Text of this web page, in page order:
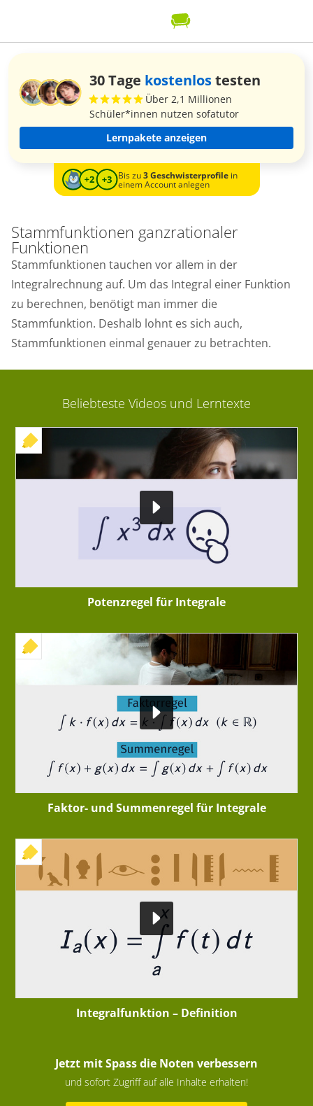
30 Tage kostenlostesten
Über 2,1 Millionen
Schüler*innen nutzen sofatutor
Lernpakete anzeigen
Bis zu3 Geschwisterprofilein
einem Account anlegen
Stammfunktionen ganzrationaler
Funktionen
Stammfunktionen tauchen vor allem in der
Integralrechnung auf. Um das Integral einer Funktion
zu berechnen, benötigt man immer die
Stammfunktion. Deshalb lohnt es sich auch,
Stammfunktionen einmal genauer zu betrachten.
Beliebteste Videos und Lerntexte
Potenzregel für Integrale
+ INTERAKTIVE ÜBUNG
Faktor- und Summenregel für Integrale
+ INTERAKTIVE ÜBUNG
Integralfunktion – Definition
Jetzt mit Spass die Noten verbessern
und sofort Zugriff auf alle Inhalte erhalten!